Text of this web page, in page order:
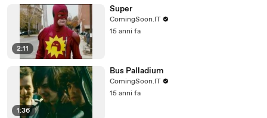
2:11
Super
ComingSoon.IT
15 anni fa
1:36
Bus Palladium
ComingSoon.IT
15 anni fa